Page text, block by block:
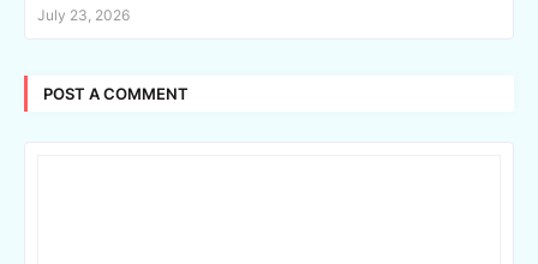
July 23, 2026
POST A COMMENT